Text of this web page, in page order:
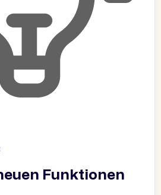
Funktionen